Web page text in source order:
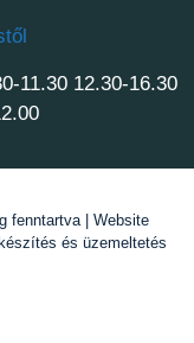
11.30 12.30-16.30
fenntartva | Website
és üzemeltetés